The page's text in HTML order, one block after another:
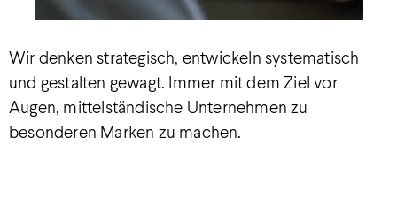
Wir denken strategisch, entwickeln systematisch
und gestalten gewagt. Immer mit dem Ziel vor
Augen, mittelständische Unternehmen zu
besonderen Marken zu machen.